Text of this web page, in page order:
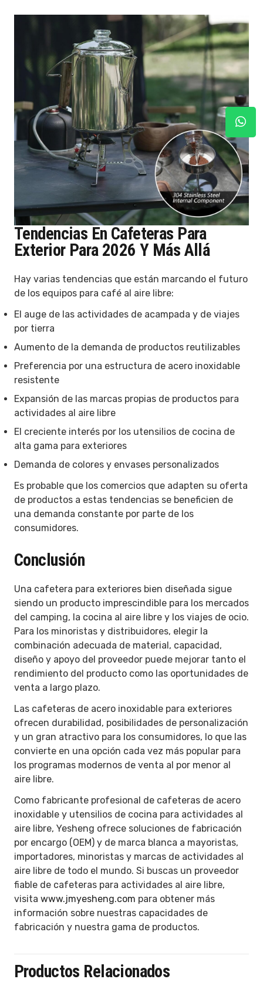
Tendencias En Cafeteras Para
Exterior Para 2026 Y Más Allá
Hay varias tendencias que están marcando el futuro
de los equipos para café al aire libre:
El auge de las actividades de acampada y de viajes
por tierra
Aumento de la demanda de productos reutilizables
Preferencia por una estructura de acero inoxidable
resistente
Expansión de las marcas propias de productos para
actividades al aire libre
El creciente interés por los utensilios de cocina de
alta gama para exteriores
Demanda de colores y envases personalizados
Es probable que los comercios que adapten su oferta
de productos a estas tendencias se beneficien de
una demanda constante por parte de los
consumidores.
Conclusión
Una cafetera para exteriores bien diseñada sigue
siendo un producto imprescindible para los mercados
del camping, la cocina al aire libre y los viajes de ocio.
Para los minoristas y distribuidores, elegir la
combinación adecuada de material, capacidad,
diseño y apoyo del proveedor puede mejorar tanto el
rendimiento del producto como las oportunidades de
venta a largo plazo.
Las cafeteras de acero inoxidable para exteriores
ofrecen durabilidad, posibilidades de personalización
y un gran atractivo para los consumidores, lo que las
convierte en una opción cada vez más popular para
los programas modernos de venta al por menor al
aire libre.
Como fabricante profesional de cafeteras de acero
inoxidable y utensilios de cocina para actividades al
aire libre, Yesheng ofrece soluciones de fabricación
por encargo (OEM) y de marca blanca a mayoristas,
importadores, minoristas y marcas de actividades al
aire libre de todo el mundo. Si buscas un proveedor
fiable de cafeteras para actividades al aire libre,
visita www.jmyesheng.com para obtener más
información sobre nuestras capacidades de
fabricación y nuestra gama de productos.
Productos Relacionados